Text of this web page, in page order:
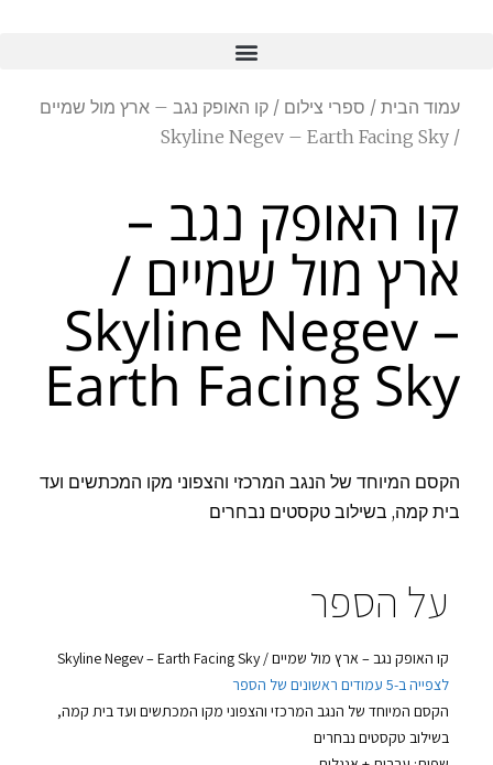
עמוד הבית / ספרי צילום / קו האופק נגב – ארץ מול שמיים
/ Skyline Negev – Earth Facing Sky
קו האופק נגב –
ארץ מול שמיים /
Skyline Negev –
Earth Facing Sky
הקסם המיוחד של הנגב המרכזי והצפוני מקו המכתשים ועד
בית קמה, בשילוב טקסטים נבחרים
על הספר
קו האופק נגב – ארץ מול שמיים / Skyline Negev – Earth Facing Sky
לצפייה ב-5 עמודים ראשונים של הספר
הקסם המיוחד של הנגב המרכזי והצפוני מקו המכתשים ועד בית קמה,
בשילוב טקסטים נבחרים